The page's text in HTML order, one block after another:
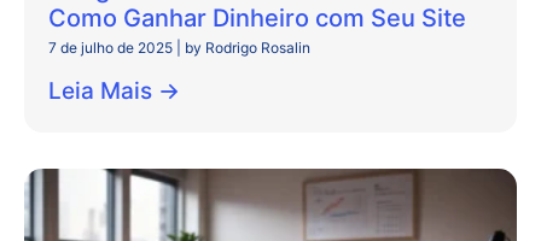
Como Ganhar Dinheiro com Seu Site
7 de julho de 2025 by Rodrigo Rosalin
Leia Mais →